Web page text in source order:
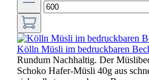
Kölln Müsli im bedruckbaren
Rundum Nachhaltig. Der
Schoko Hafer-Müsli 40g aus